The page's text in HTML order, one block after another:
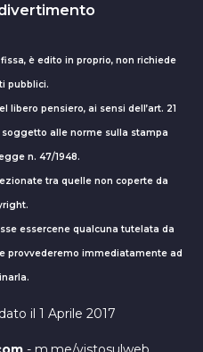
è edito in proprio, non richiede
pubblici.
libero pensiero, ai sensi dell’art. 21
alle norme sulla stampa
n. 47/1948.
tra quelle non coperte da
essercene qualcuna tutelata da
provvederemo immediatamente ad
il 1 Aprile 2017